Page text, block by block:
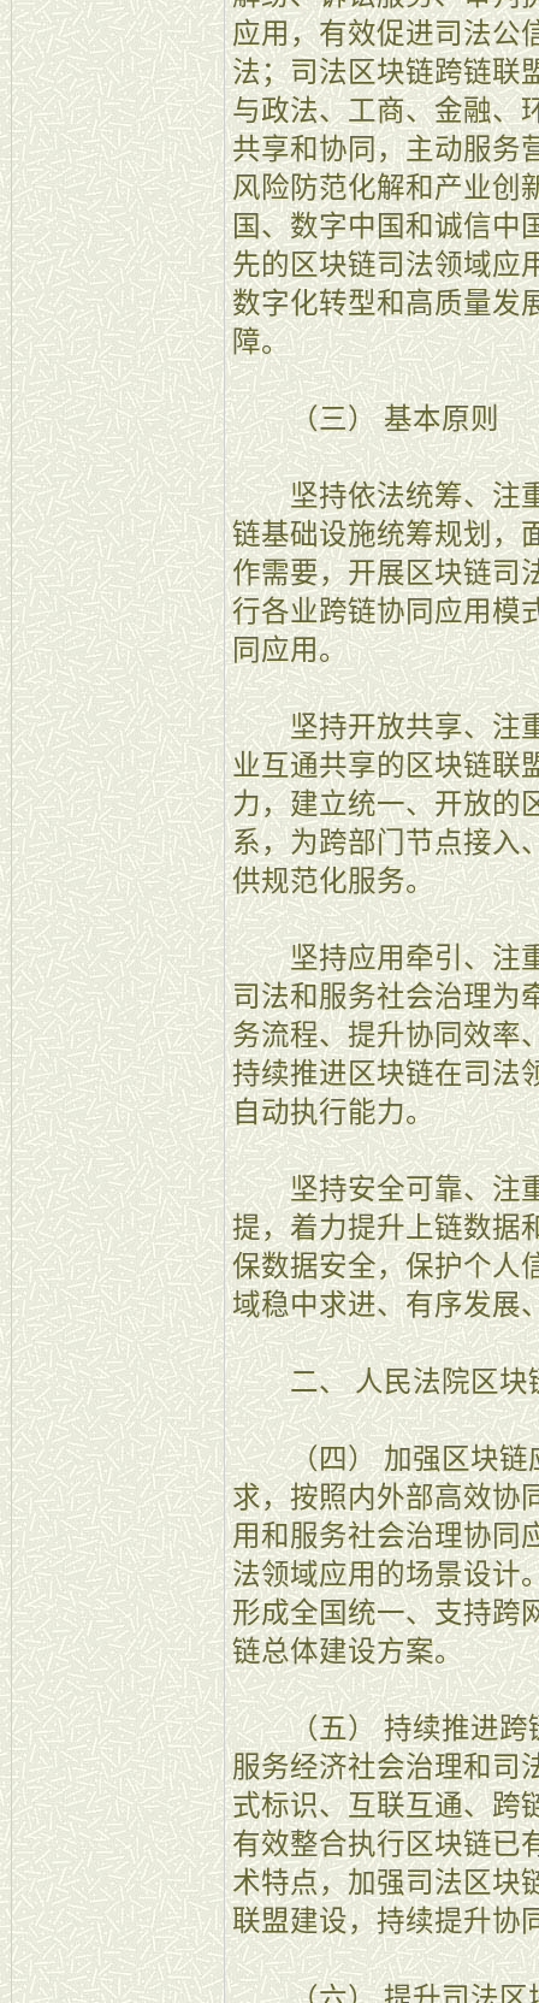
应用，有效促进司法公
法；司法区块链跨链联
与政法、工商、金融、
共享和协同，主动服务
风险防范化解和产业创
国、数字中国和诚信中
先的区块链司法领域应
数字化转型和高质量发
障。
（三） 基本原则
坚持依法统筹、注重
链基础设施统筹规划，
作需要，开展区块链司
行各业跨链协同应用模
同应用。
坚持开放共享、注重
业互通共享的区块链联
力，建立统一、开放的
系，为跨部门节点接入
供规范化服务。
坚持应用牵引、注重
司法和服务社会治理为
务流程、提升协同效率
持续推进区块链在司法
自动执行能力。
坚持安全可靠、注重
提，着力提升上链数据
保数据安全，保护个人
域稳中求进、有序发展
二、 人民法院区块
（四） 加强区块链应
求，按照内外部高效协
用和服务社会治理协同
法领域应用的场景设计
形成全国统一、支持跨
链总体建设方案。
（五） 持续推进跨链
服务经济社会治理和司
式标识、互联互通、跨
有效整合执行区块链已
术特点，加强司法区块
联盟建设，持续提升协